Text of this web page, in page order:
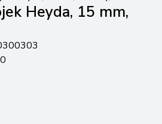
Heyda, 15 mm,